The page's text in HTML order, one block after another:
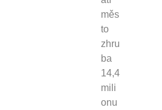
měs
to
zhru
ba
14,4
mili
onu